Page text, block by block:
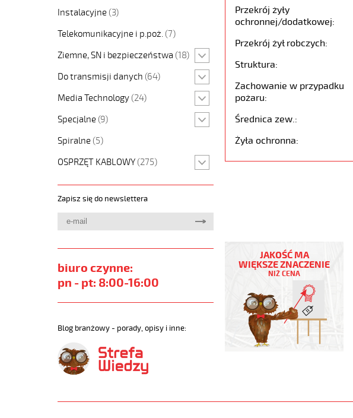
Instalacyjne (3)
Telekomunikacyjne i p.poż. (7)
Ziemne, SN i bezpieczeństwa (18)
Do transmisji danych (64)
Media Technology (24)
Specjalne (9)
Spiralne (5)
OSPRZĘT KABLOWY (275)
Zapisz się do newslettera
biuro czynne:
pn - pt: 8:00-16:00
Blog branżowy - porady, opisy i inne:
Przekrój żyły
ochronnej/dodatkowej:
Przekrój żył robczych:
Struktura:
Zachowanie w przypadku
pożaru:
Średnica zew.:
Żyła ochronna:
HMH
5G95
elastyczny
300/500V
czarne
numerowane,
500-
JAKOŚĆ MA
WIĘKSZE ZNACZENIE
NIŻ CENA